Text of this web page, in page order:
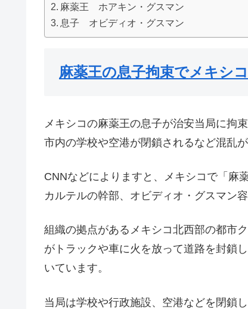
麻薬王 ホアキン・グスマン
息子 オビディオ・グスマン
麻薬王の息子拘束でメキシ
メキシコの麻薬王の息子が治安当局に拘
市内の学校や空港が閉鎖されるなど混乱が
CNNなどによりますと、メキシコで「麻
カルテルの幹部、オビディオ・グスマン
組織の拠点があるメキシコ北西部の都市
がトラックや車に火を放って道路を封鎖
いています。
当局は学校や行政施設、空港などを閉鎖